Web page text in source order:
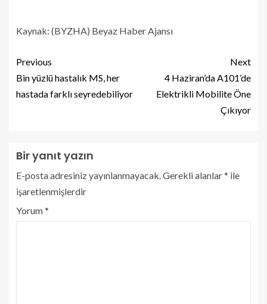
Kaynak: (BYZHA) Beyaz Haber Ajansı
Previous
Bin yüzlü hastalık MS, her
hastada farklı seyredebiliyor
Next
4 Haziran’da A101’de
Elektrikli Mobilite Öne
Çıkıyor
Bir yanıt yazın
E-posta adresiniz yayınlanmayacak. Gerekli alanlar* ile
işaretlenmişlerdir
Yorum*